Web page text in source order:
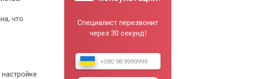
что
Специалист перезвонит
через 30 секунд!